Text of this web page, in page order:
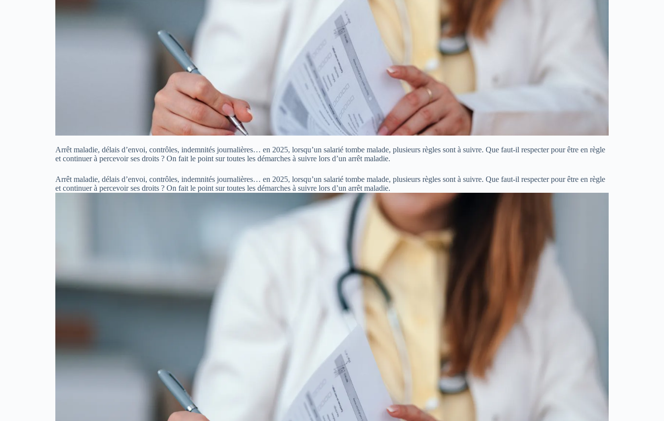
Arrêt maladie, délais d’envoi, contrôles, indemnités journalières… en 2025, lorsqu’un salarié tombe malade, plusieurs règles sont à suivre. Que faut-il respecter pour être en règle
et continuer à percevoir ses droits ? On fait le point sur toutes les démarches à suivre lors d’un arrêt maladie.
Arrêt maladie, délais d’envoi, contrôles, indemnités journalières… en 2025, lorsqu’un salarié tombe malade, plusieurs règles sont à suivre. Que faut-il respecter pour être en règle
et continuer à percevoir ses droits ? On fait le point sur toutes les démarches à suivre lors d’un arrêt maladie.